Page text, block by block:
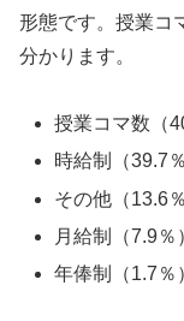
形態です。授業コ
分かります。
授業コマ数（
時給制（39.7％
その他（13.6％
月給制（7.9％
年俸制（1.7％